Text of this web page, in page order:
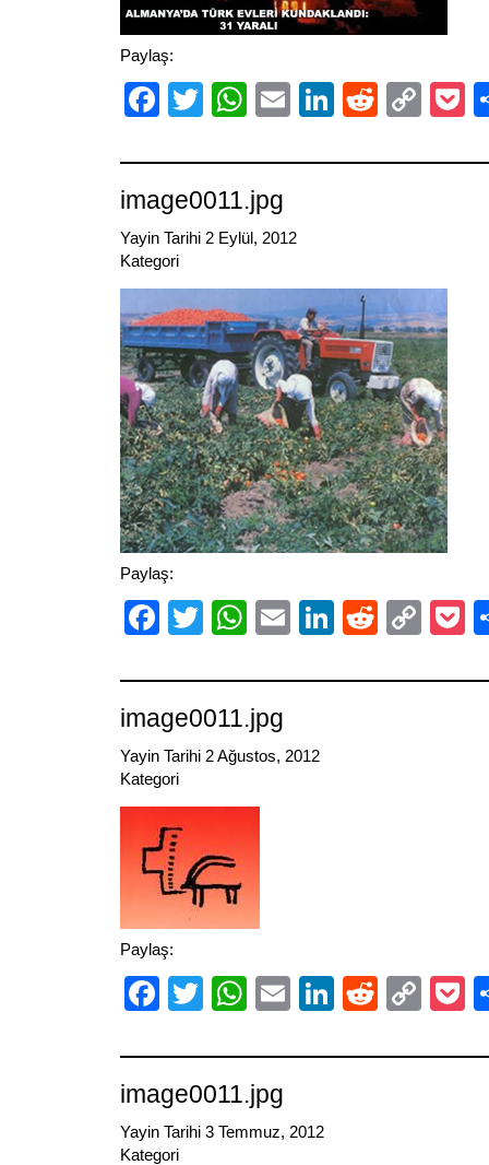
Paylaş:
Facebook
TwitterWhatsApp
EmailLinkedIn
Reddit
image0011.jpg
Yayin Tarihi 2 Eylül, 2012
Kategori
Paylaş:
Facebook
TwitterWhatsApp
EmailLinkedIn
Reddit
image0011.jpg
Yayin Tarihi 2 Ağustos, 2012
Kategori
Paylaş:
Facebook
TwitterWhatsApp
EmailLinkedIn
Reddit
image0011.jpg
Yayin Tarihi 3 Temmuz, 2012
Kategori